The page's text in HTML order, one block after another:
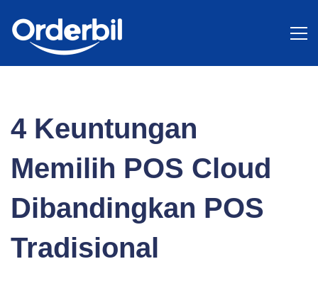
4
Keuntungan
Memilih
POS
4 Keuntungan
Memilih POS Cloud
Dibandingkan POS
Tradisional